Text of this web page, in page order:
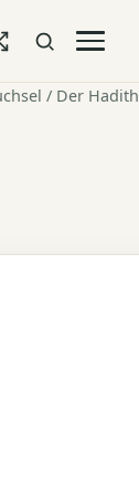
/ Der Hadith